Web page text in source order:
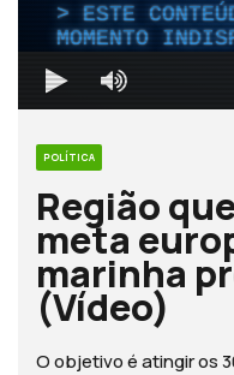
ESTE
MOMENTO
POLÍTICA
Região
meta
marinha
(Vídeo)
O objetivo é atingir os